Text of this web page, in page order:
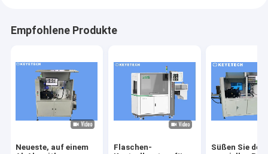
Empfohlene Produkte
Neueste, auf einem
Flaschen-
Süßen Sie den